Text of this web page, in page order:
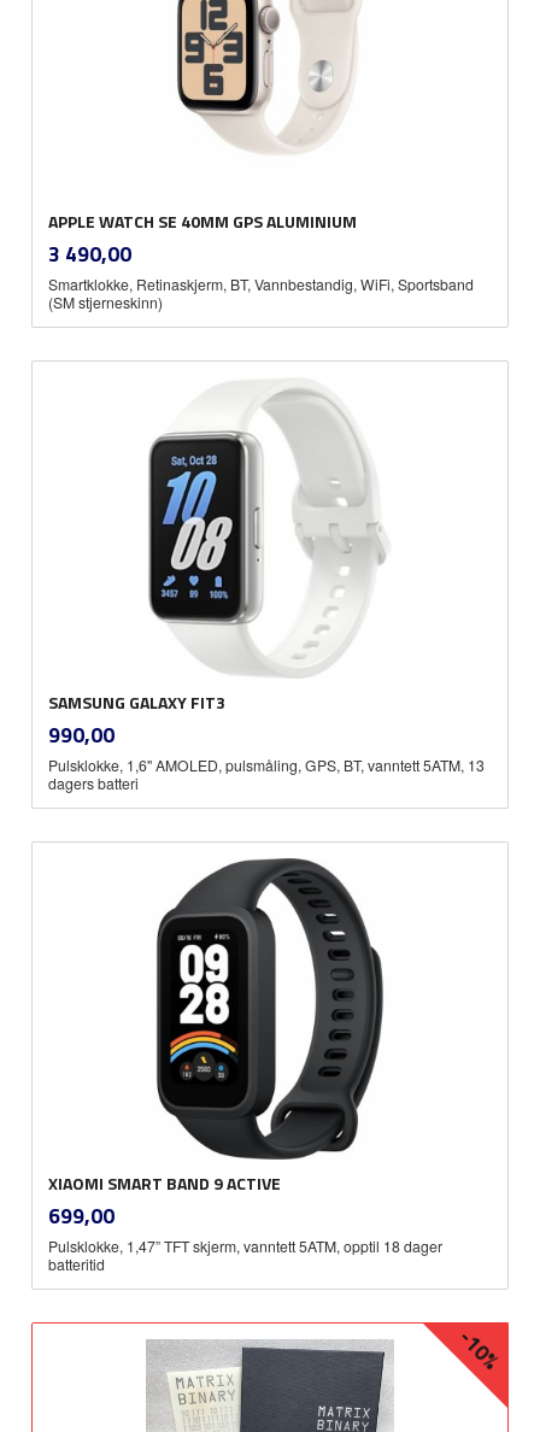
APPLE WATCH SE 40MM GPS ALUMINIUM
Pris
3 490,00mva.
Smartklokke, Retinaskjerm, BT, Vannbestandig, WiFi, Sportsband
(SM stjerneskinn)
SAMSUNG GALAXY FIT3
Pris
990,00mva.
Pulsklokke, 1,6" AMOLED, pulsmåling, GPS, BT, vanntett 5ATM, 13
dagers batteri
XIAOMI SMART BAND 9 ACTIVE
Pris
699,00mva.
Pulsklokke, 1,47” TFT skjerm, vanntett 5ATM, opptil 18 dager
batteritid
-10%